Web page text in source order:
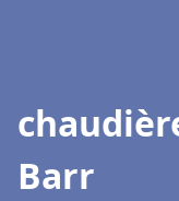
Barr